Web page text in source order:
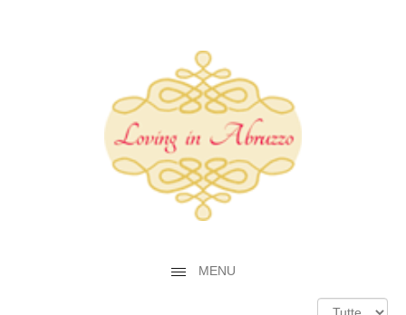
MENU
Visualizza